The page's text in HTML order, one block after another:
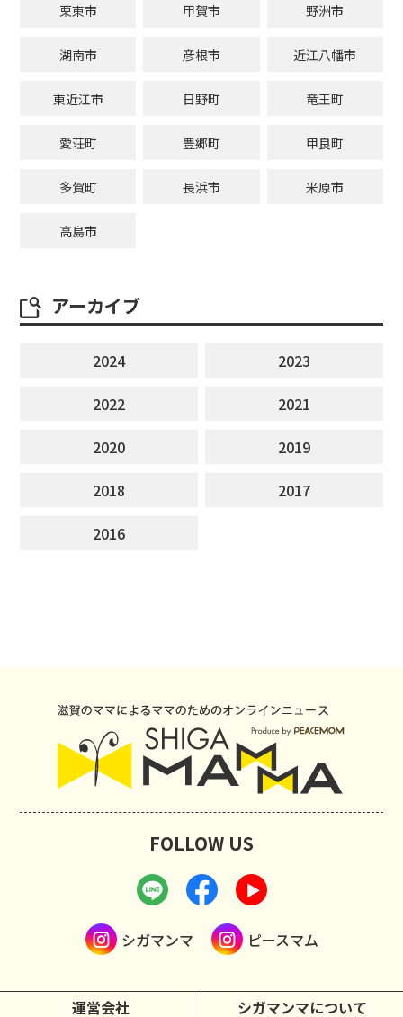
栗東市 甲賀市 野洲市
湖南市 彦根市 近江八幡市
東近江市 日野町 竜王町
愛荘町 豊郷町 甲良町
多賀町 長浜市 米原市
高島市
アーカイブ
2024
2023
2022
2021
2020
2019
2018
2017
2016
運営会社 シガマンマについて
FOLLOW US
シガマンマ ピースマム